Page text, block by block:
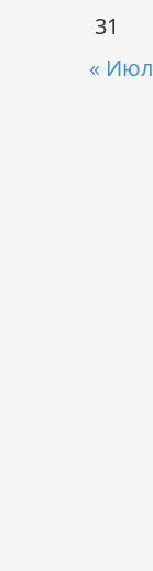
« Июл
31